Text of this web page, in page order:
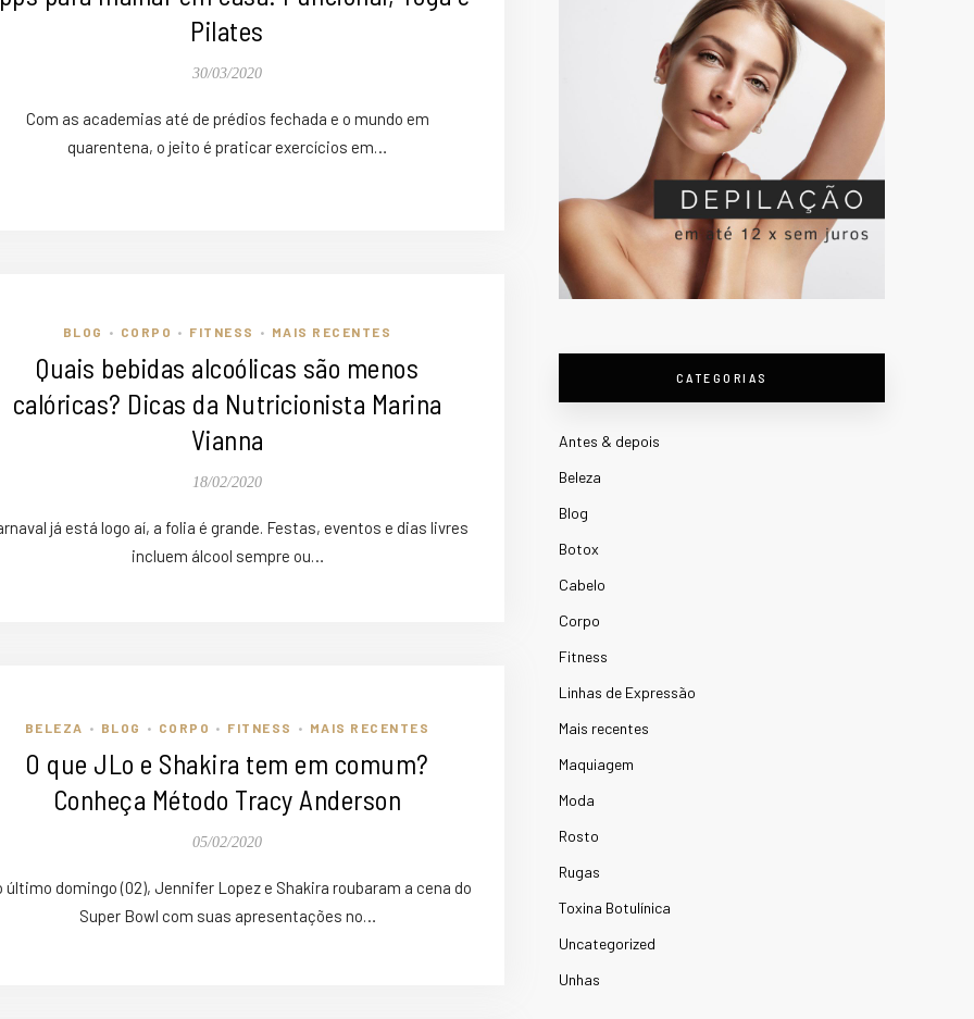
Pilates
30/03/2020
Com as academias até de prédios fechada e o mundo em
quarentena, o jeito é praticar exercícios em…
BLOG • CORPO • FITNESS • MAIS RECENTES
Quais bebidas alcoólicas são menos
calóricas? Dicas da Nutricionista Marina
Vianna
18/02/2020
já está logo aí, a folia é grande. Festas, eventos e dias livres
incluem álcool sempre ou…
BELEZA • BLOG • CORPO • FITNESS • MAIS RECENTES
O que JLo e Shakira tem em comum?
Conheça Método Tracy Anderson
05/02/2020
último domingo (02), Jennifer Lopez e Shakira roubaram a cena do
Super Bowl com suas apresentações no…
CATEGORIAS
Antes & depois
Beleza
Blog
Botox
Cabelo
Corpo
Fitness
Linhas de Expressão
Mais recentes
Maquiagem
Moda
Rosto
Rugas
Toxina Botulínica
Uncategorized
Unhas